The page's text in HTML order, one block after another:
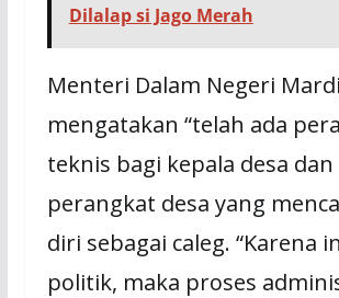
Dilalap si Jago Merah
Menteri Dalam Negeri
mengatakan “telah ada
teknis bagi kepala desa dan
perangkat desa yang
diri sebagai caleg. “Karena
politik, maka proses